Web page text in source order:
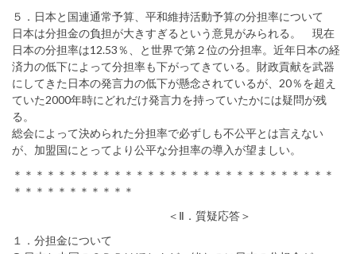
５．日本と国連通常予算、平和維持活動予算の分担率について
日本は分担金の負担が大きすぎるという意見がみられる。 現在
日本の分担率は12.53％、と世界で第２位の分担率。近年日本の経
済力の低下によって分担率も下がってきている。財政貢献を武器
にしてきた日本の発言力の低下が懸念されているが、20％を超え
ていた2000年時にどれだけ発言力を持っていたかには疑問が残
る。
総会によって決められた分担率で必ずしも不公平とは言えない
が、加盟国にとってより公平な分担率の導入が望ましい。
＊＊＊＊＊＊＊＊＊＊＊＊＊＊＊＊＊＊＊＊＊＊＊＊＊＊＊＊＊
＊＊＊＊＊＊＊＊＊＊＊
＜Ⅱ．質疑応答＞
１．分担金について